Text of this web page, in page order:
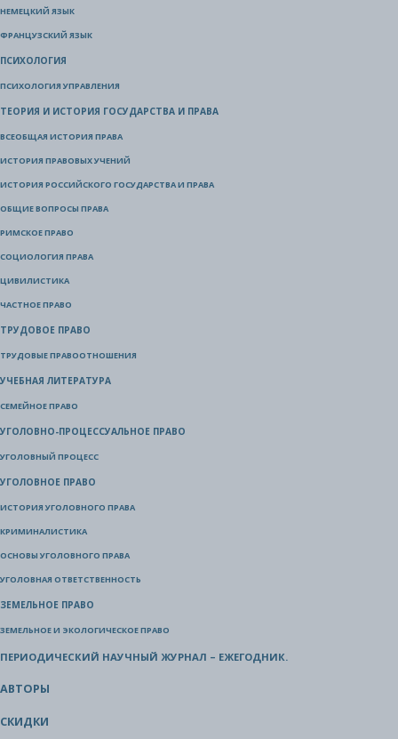
НЕМЕЦКИЙ ЯЗЫК
ФРАНЦУЗСКИЙ ЯЗЫК
ПСИХОЛОГИЯ
ПСИХОЛОГИЯ УПРАВЛЕНИЯ
ТЕОРИЯ И ИСТОРИЯ ГОСУДАРСТВА И ПРАВА
ВСЕОБЩАЯ ИСТОРИЯ ПРАВА
ИСТОРИЯ ПРАВОВЫХ УЧЕНИЙ
ИСТОРИЯ РОССИЙСКОГО ГОСУДАРСТВА И ПРАВА
ОБЩИЕ ВОПРОСЫ ПРАВА
РИМСКОЕ ПРАВО
СОЦИОЛОГИЯ ПРАВА
ЦИВИЛИСТИКА
ЧАСТНОЕ ПРАВО
ТРУДОВОЕ ПРАВО
ТРУДОВЫЕ ПРАВООТНОШЕНИЯ
УЧЕБНАЯ ЛИТЕРАТУРА
СЕМЕЙНОЕ ПРАВО
УГОЛОВНО-ПРОЦЕССУАЛЬНОЕ ПРАВО
УГОЛОВНЫЙ ПРОЦЕСС
УГОЛОВНОЕ ПРАВО
ИСТОРИЯ УГОЛОВНОГО ПРАВА
КРИМИНАЛИСТИКА
ОСНОВЫ УГОЛОВНОГО ПРАВА
УГОЛОВНАЯ ОТВЕТСТВЕННОСТЬ
ЗЕМЕЛЬНОЕ ПРАВО
ЗЕМЕЛЬНОЕ И ЭКОЛОГИЧЕСКОЕ ПРАВО
ПЕРИОДИЧЕСКИЙ НАУЧНЫЙ ЖУРНАЛ – ЕЖЕГОДНИК.
АВТОРЫ
СКИДКИ